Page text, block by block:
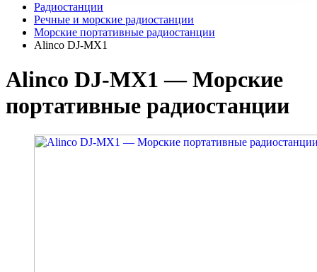
Радиостанции
Речные и морские радиостанции
Морские портативные радиостанции
Alinco DJ-MX1
Alinco DJ-MX1 — Морские
портативные радиостанции